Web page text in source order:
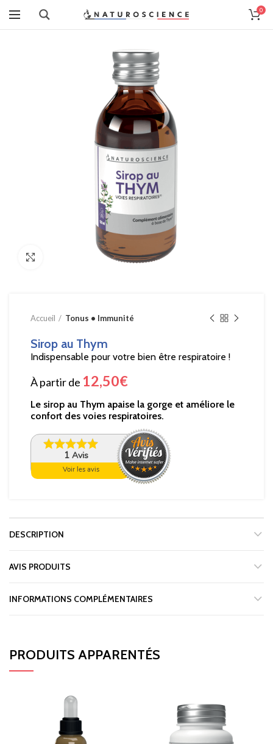
0
Cliquez pour agrandir
Accueil Tonus • Immunité
Sirop au Thym
Indispensable pour votre bien être respiratoire !
À partir de 12,50€
Le sirop au Thym apaise la gorge et améliore le
confort des voies respiratoires.
1 Avis
Voir les avis
DESCRIPTION
AVIS PRODUITS
INFORMATIONS COMPLÉMENTAIRES
PRODUITS APPARENTÉS